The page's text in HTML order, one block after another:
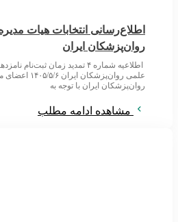
اطلاع‌رسانی انتخابات هیات
روان‌پزشکان ایران
اطلاعیه شماره ۴ تمدید زمان
علمی
روان‌پزشکان ایران با توجه به
مشاهده ادامه مطلب